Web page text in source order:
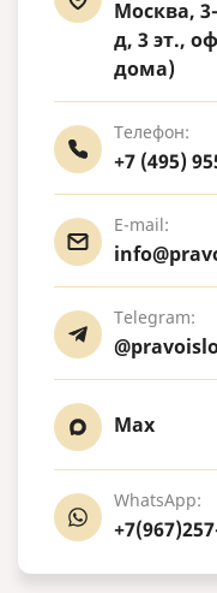
Москва,
д, 3 эт.,
дома)
Телефон:
+7 (495)
E-mail:
Telegram:
Max
WhatsApp: